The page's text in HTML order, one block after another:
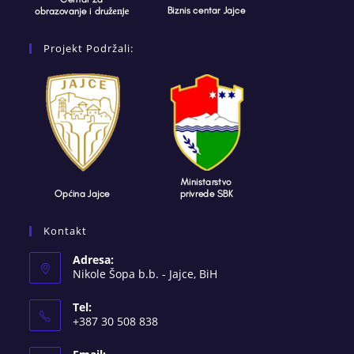
Projekt Podržali:
Kontakt
Adresa:
Nikole Šopa b.b. - Jajce, BiH
Tel:
+387 30 508 838